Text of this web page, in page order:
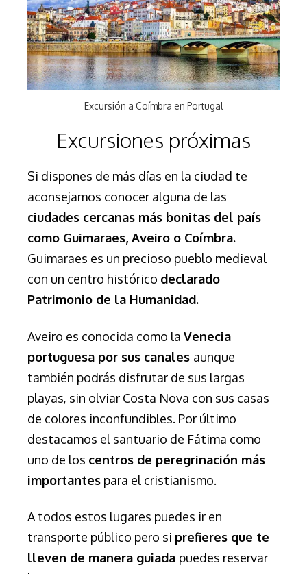
Excursión a Coímbra en Portugal
Excursiones próximas
Si dispones de más días en la ciudad te
aconsejamos conocer alguna de las
ciudades cercanas más bonitas del país
como Guimaraes, Aveiro o Coímbra.
Guimaraes es un precioso pueblo medieval
con un centro histórico declarado
Patrimonio de la Humanidad.
Aveiro es conocida como la Venecia
portuguesa por sus canales aunque
también podrás disfrutar de sus largas
playas, sin olviar Costa Nova con sus casas
de colores inconfundibles. Por último
destacamos el santuario de Fátima como
uno de los centros de peregrinación más
importantes para el cristianismo.
A todos estos lugares puedes ir en
transporte público pero si prefieres que te
lleven de manera guiada puedes reservar